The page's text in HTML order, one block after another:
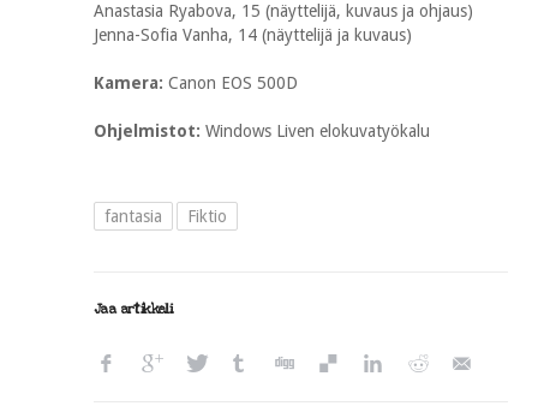
Anastasia Ryabova, 15 (näyttelijä, kuvaus ja ohjaus)
Jenna-Sofia Vanha, 14 (näyttelijä ja kuvaus)
Kamera: Canon EOS 500D
Ohjelmistot: Windows Liven elokuvatyökalu
fantasia Fiktio
Jaa artikkeli